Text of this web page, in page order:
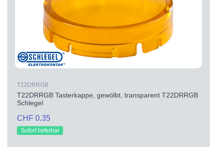
T22DRRGB
T22DRRGB Tasterkappe, gewölbt, transparent T22DRRGB
Schlegel
CHF 0.35
Sofort lieferbar